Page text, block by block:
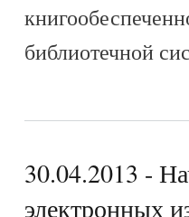
библиотечной
30.04.2013 -
электронных